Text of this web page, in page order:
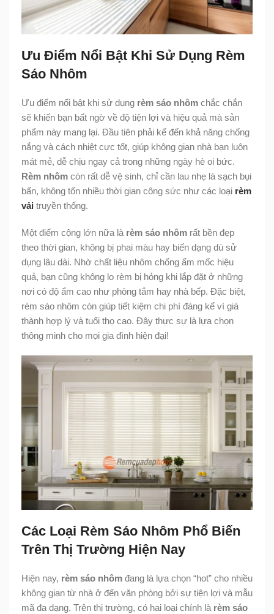
Ưu Điểm Nổi Bật Khi Sử Dụng Rèm
Sáo Nhôm
Ưu điểm nổi bật khi sử dụng rèm sáo nhôm chắc chắn
sẽ khiến bạn bất ngờ về độ tiện lợi và hiệu quả mà sản
phẩm này mang lại. Đầu tiên phải kể đến khả năng chống
nắng và cách nhiệt cực tốt, giúp không gian nhà bạn luôn
mát mẻ, dễ chịu ngay cả trong những ngày hè oi bức.
Rèm nhôm còn rất dễ vệ sinh, chỉ cần lau nhẹ là sạch bụi
bẩn, không tốn nhiều thời gian công sức như các loại rèm
vải truyền thống.
Một điểm cộng lớn nữa là rèm sáo nhôm rất bền đẹp
theo thời gian, không bị phai màu hay biến dạng dù sử
dụng lâu dài. Nhờ chất liệu nhôm chống ẩm mốc hiệu
quả, bạn cũng không lo rèm bị hỏng khi lắp đặt ở những
nơi có độ ẩm cao như phòng tắm hay nhà bếp. Đặc biệt,
rèm sáo nhôm còn giúp tiết kiệm chi phí đáng kể vì giá
thành hợp lý và tuổi thọ cao. Đây thực sự là lựa chọn
thông minh cho mọi gia đình hiện đại!
Các Loại Rèm Sáo Nhôm Phổ Biến
Trên Thị Trường Hiện Nay
Hiện nay, rèm sáo nhôm đang là lựa chọn “hot” cho nhiều
không gian từ nhà ở đến văn phòng bởi sự tiện lợi và mẫu
mã đa dạng. Trên thị trường, có hai loại chính là rèm sáo